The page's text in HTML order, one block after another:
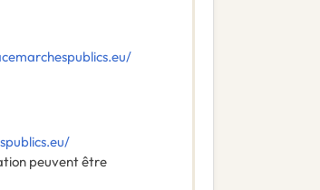
peuvent être